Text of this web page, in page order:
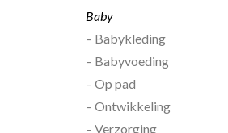
Baby
– Babykleding
– Babyvoeding
– Op pad
– Ontwikkeling
– Verzorging